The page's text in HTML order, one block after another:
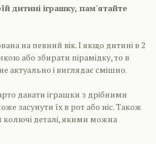
дитині іграшку, пам'ятайте
на певний вік. І якщо дитині в 2
або збирати пірамідку, то в
актуально і виглядає смішно.
давати іграшки з дрібними
засунути їх в рот або ніс. Також
колючі деталі, якими можна